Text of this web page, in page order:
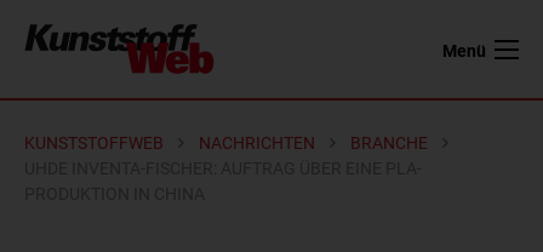
Menü
KUNSTSTOFFWEB NACHRICHTEN
BRANCHE